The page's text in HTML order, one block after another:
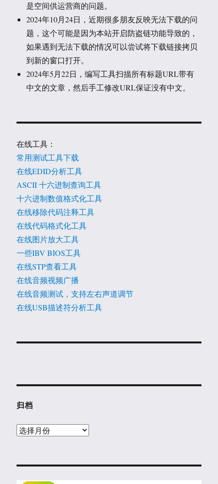
是空间供运营商的问题。
2024年10月24日，近期很多朋友反映无法下载的问
题，这个可能是因为本站开启防盗链功能导致的，
如果遇到无法下载的情况可以尝试将下载链接拷贝
到新的窗口打开。
2024年5月22日，编写工具扫描所有标题URL带有
中文的文章，然后手工修改URL保证没有中文。
在线工具：
常用测试工具下载
在线EDID分析工具
ASCII 十六进制查询工具
十六进制数值格式化工具
在线移除代码注释工具
在线代码格式化工具
在线图片放大工具
一些IBV BIOS工具
在线STP查看工具
在线音频视频广播
在线音频测试，支持左右声道调节
在线USB描述符分析工具
归档
归